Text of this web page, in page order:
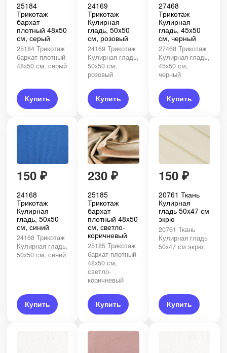
25184
Трикотаж
бархат
плотный 48x50
см, серый
25184 Трикотаж
бархат плотный
48x50 см, серый
Купить
24169
Трикотаж
Кулирная
гладь, 50x50
см, розовый
24169 Трикотаж
Кулирная гладь,
50x50 см,
розовый
Купить
27468
Трикотаж
Кулирная
гладь, 45x50
см, черный
27468 Трикотаж
Кулирная гладь,
45x50 см,
черный
Купить
150 ₽
24168
Трикотаж
Кулирная
гладь, 50x50
см, синий
24168 Трикотаж
Кулирная гладь,
50x50 см, синий
Купить
230 ₽
25185
Трикотаж
бархат
плотный 48x50
см, светло-
коричневый
25185 Трикотаж
бархат плотный
48x50 см,
светло-
коричневый
Купить
150 ₽
20761 Ткань
Кулирная
гладь 50x47 см
экрю
20761 Ткань
Кулирная гладь
50x47 см экрю
Купить